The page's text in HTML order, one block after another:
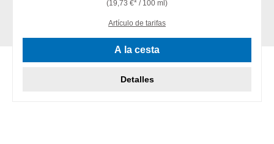
(19,73 €* / 100 ml)
Artículo de tarifas
A la cesta
Detalles